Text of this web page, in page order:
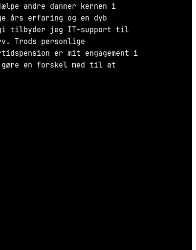
andre danner kernen i
års erfaring og en dyb
tilbyder jeg IT-support til
Trods personlige
er mit engagement i
gøre en forskel med til at